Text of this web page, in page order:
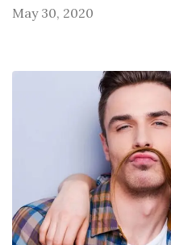
May 30, 2020